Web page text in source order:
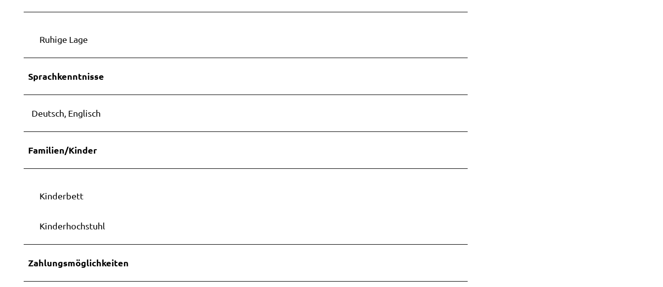
Ruhige Lage
Sprachkenntnisse
Deutsch, Englisch
Familien/Kinder
Kinderbett
Kinderhochstuhl
Zahlungsmöglichkeiten